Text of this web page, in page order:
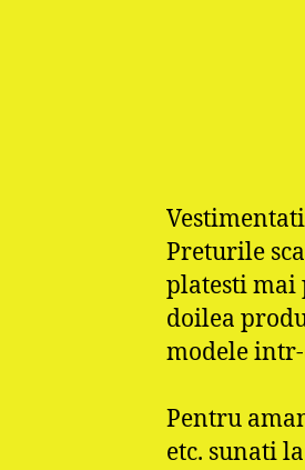
Preturile
platesti mai
doilea
modele
Pentru
etc. sunati